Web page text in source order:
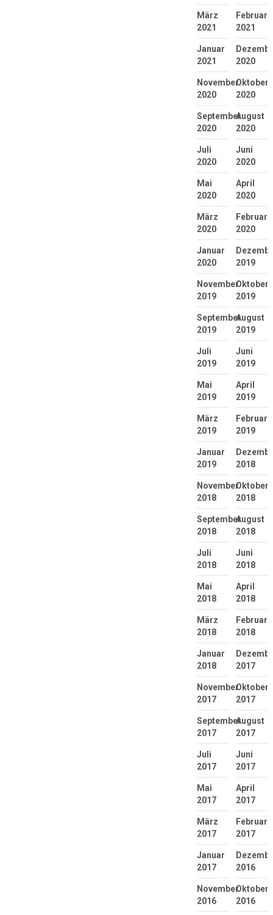
März
2021
Februar
2021
Januar
2021
2020
November
2020
Oktober
2020
September
2020
August
2020
Juli
2020
Juni
2020
Mai
2020
April
2020
März
2020
Februar
2020
Januar
2020
2019
November
2019
Oktober
2019
September
2019
August
2019
Juli
2019
Juni
2019
Mai
2019
April
2019
März
2019
Februar
2019
Januar
2019
2018
November
2018
Oktober
2018
September
2018
August
2018
Juli
2018
Juni
2018
Mai
2018
April
2018
März
2018
Februar
2018
Januar
2018
2017
November
2017
Oktober
2017
September
2017
August
2017
Juli
2017
Juni
2017
Mai
2017
April
2017
März
2017
Februar
2017
Januar
2017
2016
November
2016
Oktober
2016